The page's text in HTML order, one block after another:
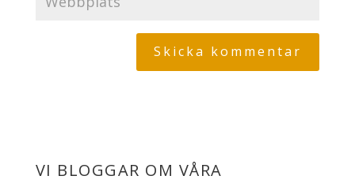
VI BLOGGAR OM VÅRA